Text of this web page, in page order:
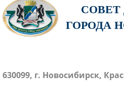
СОВЕТ
ГОРОДА
630099, г. Новосибирск,